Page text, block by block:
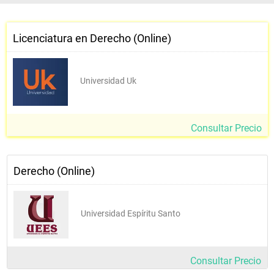
Comunitario
Solución de Conflictos
• Metodología de la Investigación
OCTAVO PERÍODO ACADÉMICO
• Trabajo de Titulación I
NOVENO PERÍODO ACADÉMICO
• Derecho Digital
• Ejercicio Profesional Responsable
• Clínica Jurídica III (Litigio)
Licenciatura en Derecho (Online)
Universidad Uk
Consultar Precio
Derecho (Online)
Universidad Espíritu Santo
Consultar Precio